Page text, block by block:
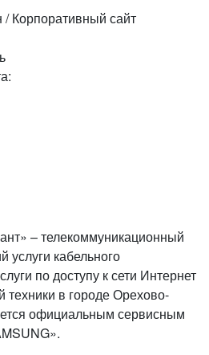
/ Корпоративный сайт
– телекоммуникационный
кабельного
по доступу к сети Интернет
техники в городе Орехово-
официальным сервисным